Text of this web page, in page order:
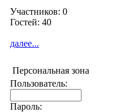
Участников: 0
Гостей: 40
далее...
Персональная зона
Пользователь:
Пароль: